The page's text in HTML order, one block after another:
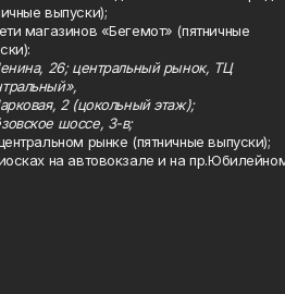
выпуски);
магазинов «Бегемот» (пятничные
26; центральный рынок, ТЦ
2 (цокольный этаж);
шоссе, 3-в;
рынке (пятничные выпуски);
на автовокзале и на